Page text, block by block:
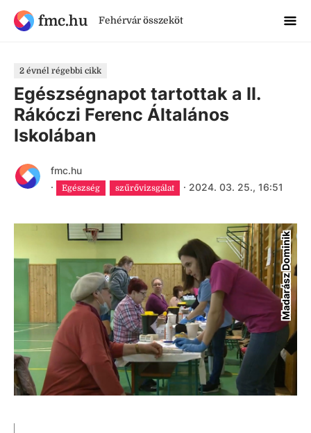
fmc.hu Fehérvár összeköt
2 évnél régebbi cikk
Egészségnapot tartottak a II.
Rákóczi Ferenc Általános
Iskolában
fmc.hu
·
Egészség szűrővizsgálat · 2024. 03. 25., 16:51
Madarász Dominik